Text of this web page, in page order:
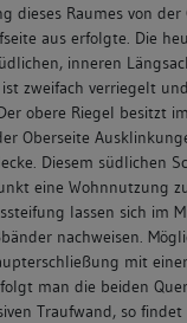
dieses Raumes von
aus erfolgte. Die
inneren
zweifach verriegelt
obere Riegel besitzt
Oberseite
Diesem südlichen
eine Wohnnutzung
lassen sich im
nachweisen.
mit
man die beiden
Traufwand, so